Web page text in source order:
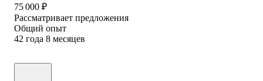
75 000 ₽
Рассматривает предложения
Общий опыт
42 года 8 месяцев